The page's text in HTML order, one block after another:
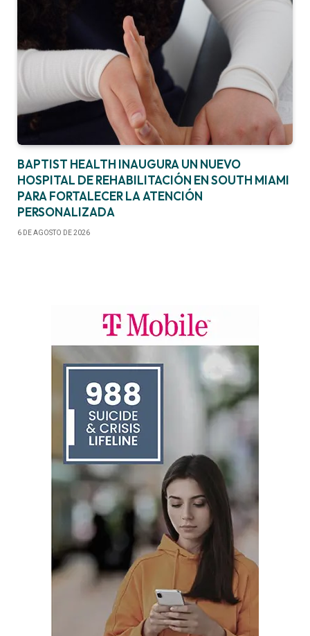
BAPTIST HEALTH INAUGURA UN NUEVO
HOSPITAL DE REHABILITACIÓN EN SOUTH MIAMI
PARA FORTALECER LA ATENCIÓN
PERSONALIZADA
6 DE AGOSTO DE 2026